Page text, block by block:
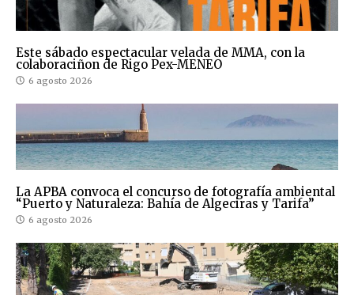
Este sábado espectacular velada de MMA, con la
colaboraciñon de Rigo Pex-MENEO
6 agosto 2026
La APBA convoca el concurso de fotografía ambiental
“Puerto y Naturaleza: Bahía de Algeciras y Tarifa”
6 agosto 2026